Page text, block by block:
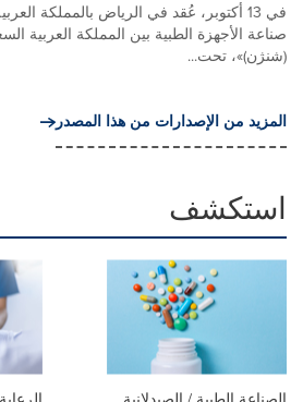
في 13 أكتوبر، عُقد في الرياض بالمملكة
صناعة الأجهزة الطبية بين المملكة العربية
(شنژن)»، تحت...
المزيد من الإصدارات من هذا المصدر
استكشف